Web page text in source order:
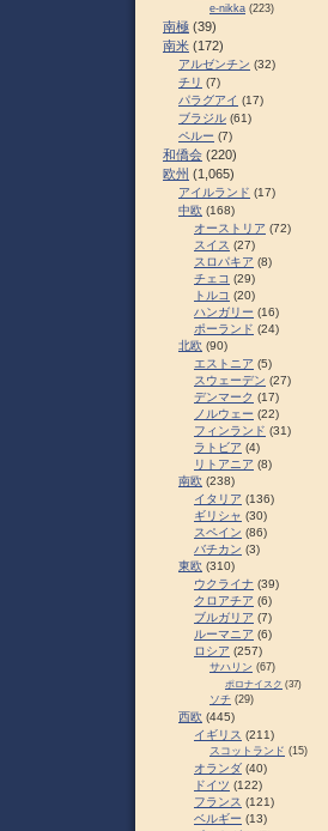
e-nikka (223)
南極 (39)
南米 (172)
アルゼンチン (32)
チリ (7)
パラグアイ (17)
ブラジル (61)
ペルー (7)
和僑会 (220)
欧州 (1,065)
アイルランド (17)
中欧 (168)
オーストリア (72)
スイス (27)
スロパキア (8)
チェコ (29)
トルコ (20)
ハンガリー (16)
ポーランド (24)
北欧 (90)
エストニア (5)
スウェーデン (27)
デンマーク (17)
ノルウェー (22)
フィンランド (31)
ラトビア (4)
リトアニア (8)
南欧 (238)
イタリア (136)
ギリシャ (30)
スペイン (86)
バチカン (3)
東欧 (310)
ウクライナ (39)
クロアチア (6)
ブルガリア (7)
ルーマニア (6)
ロシア (257)
サハリン (67)
ポロナイスク (37)
ソチ (29)
西欧 (445)
イギリス (211)
スコットランド (15)
オランダ (40)
ドイツ (122)
フランス (121)
ベルギー (13)